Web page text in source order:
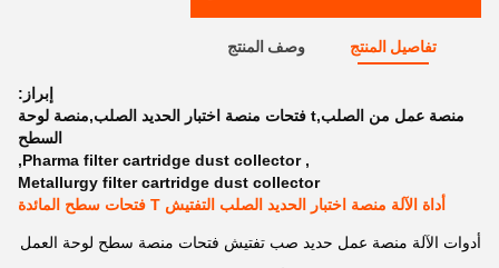
تفاصيل المنتج وصف المنتج
إبراز:
منصة عمل من الصلب,t فتحات منصة اختبار الحديد الصلب,منصة لوحة
السطح
,
Pharma filter cartridge dust collector
,
Metallurgy filter cartridge dust collector
أداة الآلة منصة اختبار الحديد الصلب التفتيش T فتحات سطح المائدة
أدوات الآلة منصة عمل حديد صب تفتيش فتحات منصة سطح لوحة العمل